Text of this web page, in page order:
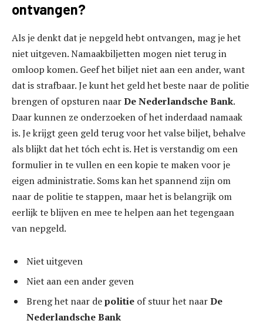
ontvangen?
Als je denkt dat je nepgeld hebt ontvangen, mag je het
niet uitgeven. Namaakbiljetten mogen niet terug in
omloop komen. Geef het biljet niet aan een ander, want
dat is strafbaar. Je kunt het geld het beste naar de politie
brengen of opsturen naarDe Nederlandsche Bank.
Daar kunnen ze onderzoeken of het inderdaad namaak
is. Je krijgt geen geld terug voor het valse biljet, behalve
als blijkt dat het tóch echt is. Het is verstandig om een
formulier in te vullen en een kopie te maken voor je
eigen administratie. Soms kan het spannend zijn om
naar de politie te stappen, maar het is belangrijk om
eerlijk te blijven en mee te helpen aan het tegengaan
van nepgeld.
Niet uitgeven
Niet aan een ander geven
Breng het naar depolitie of stuur het naarDe
Nederlandsche Bank